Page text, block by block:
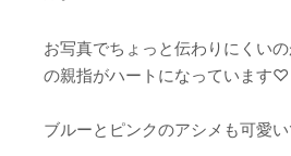
お写真でちょっと伝わりにくい
の親指がハートになっています♡
ブルーとピンクのアシメも可愛い